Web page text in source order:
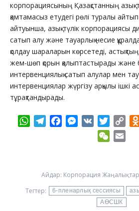
корпорациясының Қазақстанның азық-
қамтамасыз етудегі рөлі туралы
айтуынша, азық-түлік корпорациясы
сатып алу және тауарлық несие
қолдау шараларын көрсетеді,
жем-шөп қорын қалыптастырады және
интервенциялық сатып алулар мен
интервенциялар жүргізу арқылы ішкі
тұрақтандырады.
WhatsApp
TelegramFacebookMessenger
VK Twitter
Copy
WeChat
Айдар: Корпорация
Тегтер:
6-пленарлық сессиясы
АӨСШК